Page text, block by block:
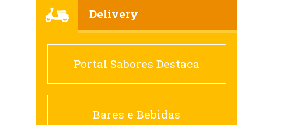
Cafés
Churrascarias
Delivery
Portal Sabores Destaca
Bares e Bebidas